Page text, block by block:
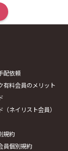
配依頼
有料会員のメリット
（ネイリスト会員）
規約
員個別規約